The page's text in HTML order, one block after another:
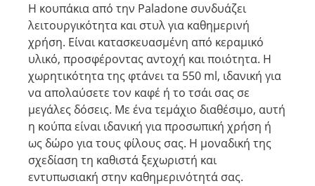
Η κουπάκια από την Paladone συνδυάζει
λειτουργικότητα και στυλ για καθημερινή
χρήση. Είναι κατασκευασμένη από κεραμικό
υλικό, προσφέροντας αντοχή και ποιότητα. Η
χωρητικότητα της φτάνει τα 550 ml, ιδανική για
να απολαύσετε τον καφέ ή το τσάι σας σε
μεγάλες δόσεις. Με ένα τεμάχιο διαθέσιμο, αυτή
η κούπα είναι ιδανική για προσωπική χρήση ή
ως δώρο για τους φίλους σας. Η μοναδική της
σχεδίαση τη καθιστά ξεχωριστή και
εντυπωσιακή στην καθημερινότητά σας.